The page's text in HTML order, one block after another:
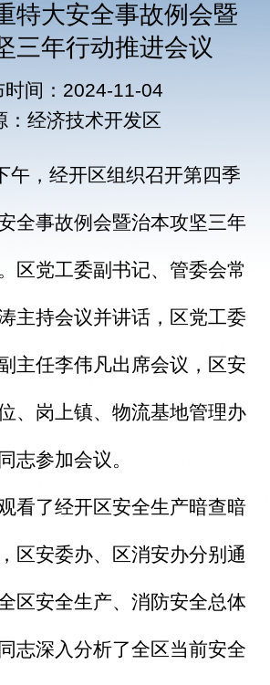
特大安全事故例会暨
三年行动推进会议
时间：2024-11-04
：经济技术开发区
午，经开区组织召开第四季
全事故例会暨治本攻坚三年
区党工委副书记、管委会常
主持会议并讲话，区党工委
主任李伟凡出席会议，区安
、岗上镇、物流基地管理办
志参加会议。
看了经开区安全生产暗查暗
区安委办、区消安办分别通
区安全生产、消防安全总体
志深入分析了全区当前安全